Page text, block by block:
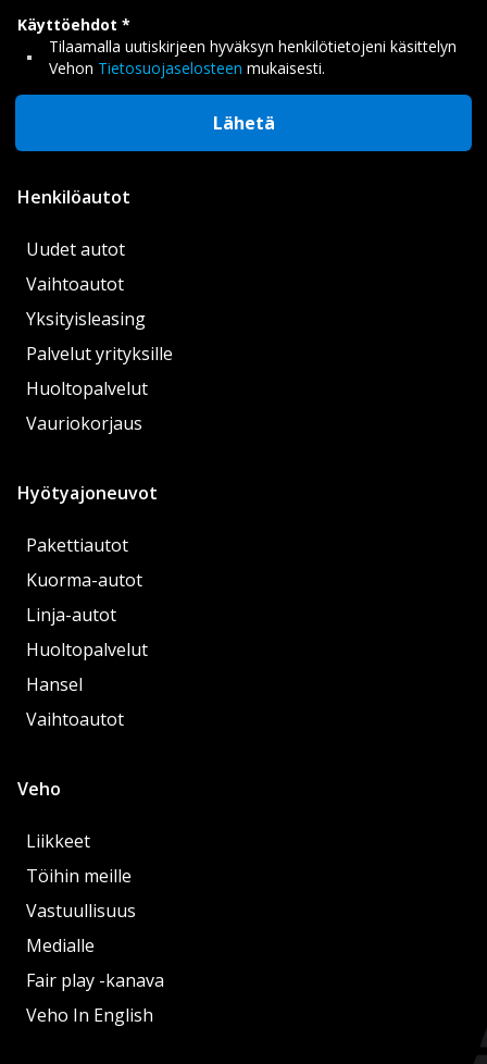
Käyttöehdot
Tilaamalla uutiskirjeen hyväksyn henkilötietojeni käsittelyn
Vehon Tietosuojaselosteen mukaisesti.
Lähetä
Henkilöautot
Uudet autot
Vaihtoautot
Yksityisleasing
Palvelut yrityksille
Huoltopalvelut
Vauriokorjaus
Hyötyajoneuvot
Pakettiautot
Kuorma-autot
Linja-autot
Huoltopalvelut
Hansel
Vaihtoautot
Veho
Liikkeet
Töihin meille
Vastuullisuus
Medialle
Fair play -kanava
Veho In English